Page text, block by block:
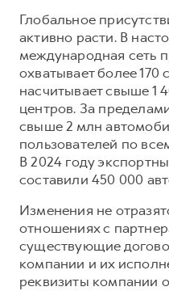
Глобальное
активно расти. В
международная сеть
охватывает более 170
насчитывает свыше 1
центров. За
свыше 2 млн
пользователей по
В 2024 году
составили 450 000
Изменения не
отношениях с
существующие
компании и их
реквизиты компании